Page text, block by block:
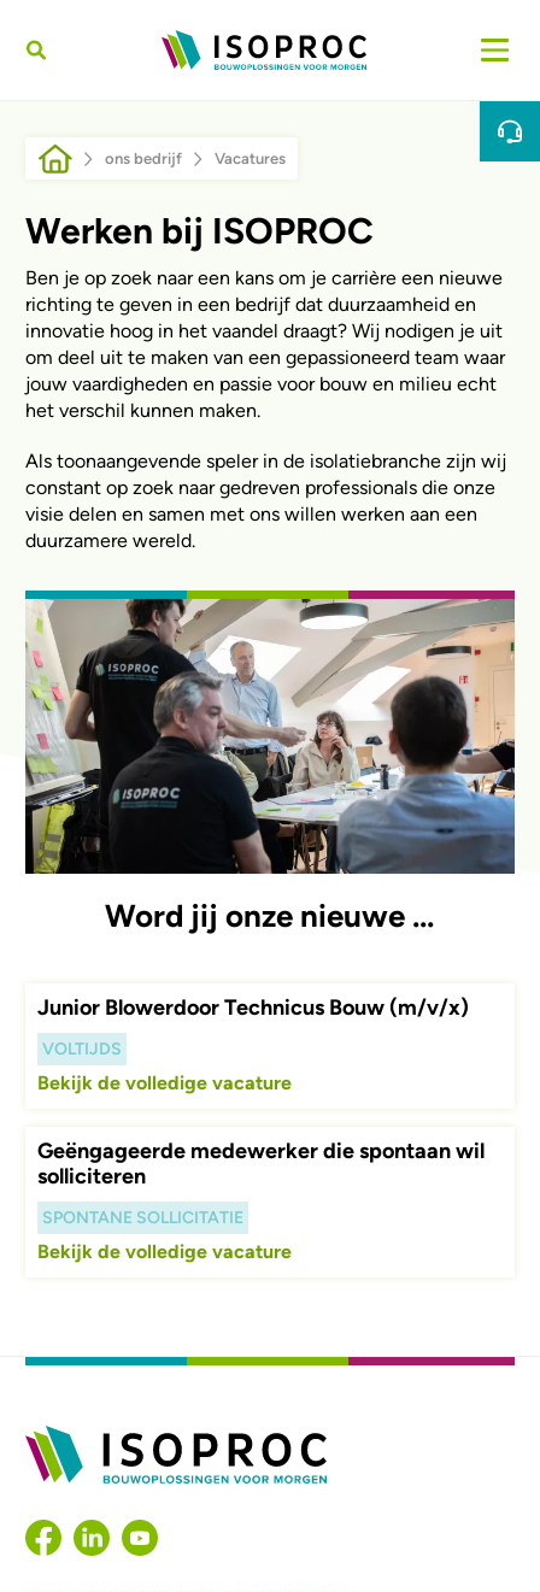
Kruimelpad
ons bedrijf Vacatures
Werken bij ISOPROC
Ben je op zoek naar een kans om je carrière een nieuwe
richting te geven in een bedrijf dat duurzaamheid en
innovatie hoog in het vaandel draagt? Wij nodigen je uit
om deel uit te maken van een gepassioneerd team waar
jouw vaardigheden en passie voor bouw en milieu echt
het verschil kunnen maken.
Als toonaangevende speler in de isolatiebranche zijn wij
constant op zoek naar gedreven professionals die onze
visie delen en samen met ons willen werken aan een
duurzamere wereld.
Word jij onze nieuwe ...
Junior Blowerdoor Technicus Bouw (m/v/x)
VOLTIJDS
Bekijk de volledige vacature
Geëngageerde medewerker die spontaan wil
solliciteren
SPONTANE SOLLICITATIE
Bekijk de volledige vacature